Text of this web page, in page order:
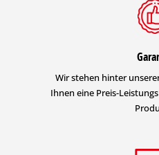
Wir stehen hinter
Ihnen eine Preis-